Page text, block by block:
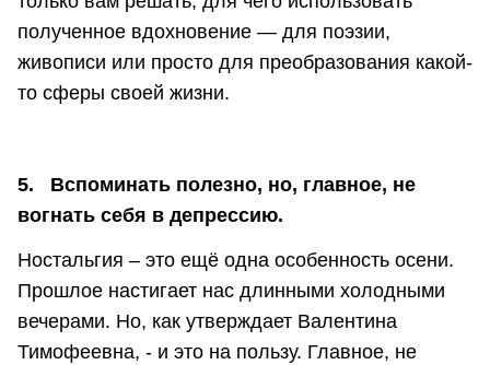
полученное вдохновение — для поэзии,
живописи или просто для преобразования какой-
то сферы своей жизни.
5. Вспоминать полезно, но, главное, не
вогнать себя в депрессию.
Ностальгия – это ещё одна особенность осени.
Прошлое настигает нас длинными холодными
вечерами. Но, как утверждает Валентина
Тимофеевна, - и это на пользу. Главное, не